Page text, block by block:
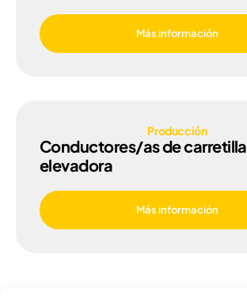
Más información
Producción
Conductores/as de carretilla
elevadora
Más información